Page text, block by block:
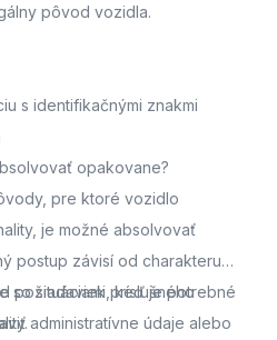
pôvod vozidla.
s identifikačnými znakmi
opakovane?
pre ktoré vozidlo
je možné absolvovať
postup závisí od charakteru
požiadaviek príslušného
so situáciami, keď je potrebné
administratívne údaje alebo